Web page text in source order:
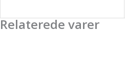
Relaterede varer